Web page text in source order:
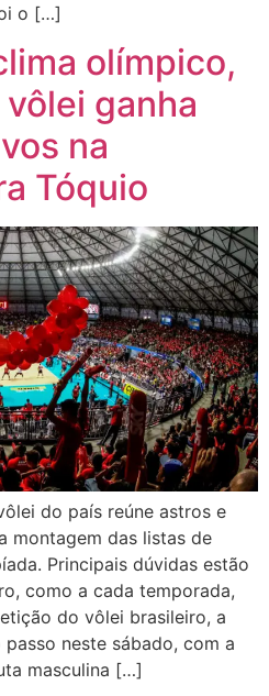
o […]
olímpico,
ganha
na
Tóquio
do país reúne astros e
montagem das listas de
Principais dúvidas estão
como a cada temporada,
do vôlei brasileiro, a
neste sábado, com a
masculina […]